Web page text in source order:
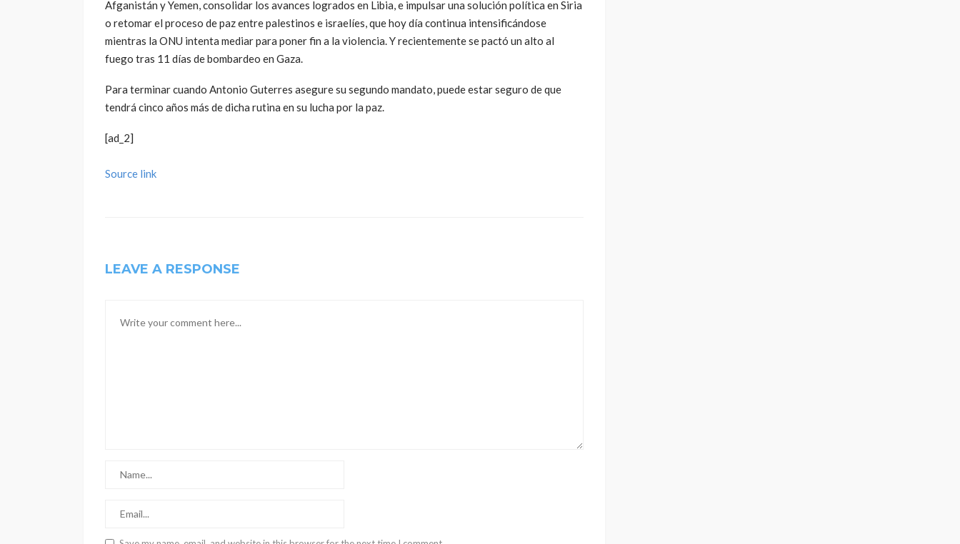
Afganistán y Yemen, consolidar los avances logrados en Libia, e impulsar una solución política en Siria
o retomar el proceso de paz entre palestinos e israelíes, que hoy día continua intensificándose
mientras la ONU intenta mediar para poner fin a la violencia. Y recientemente se pactó un alto al
fuego tras 11 días de bombardeo en Gaza.
Para terminar cuando Antonio Guterres asegure su segundo mandato, puede estar seguro de que
tendrá cinco años más de dicha rutina en su lucha por la paz.
[ad_2]
Source link
LEAVE A RESPONSE